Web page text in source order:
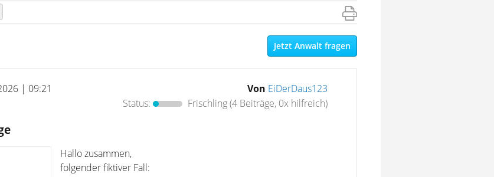
Jetzt Anwalt fragen
| 09:21 Von EiDerDaus123
Status:
Frischling(4 Beiträge, 0x hilfreich)
Hallo zusammen,
folgender fiktiver Fall: